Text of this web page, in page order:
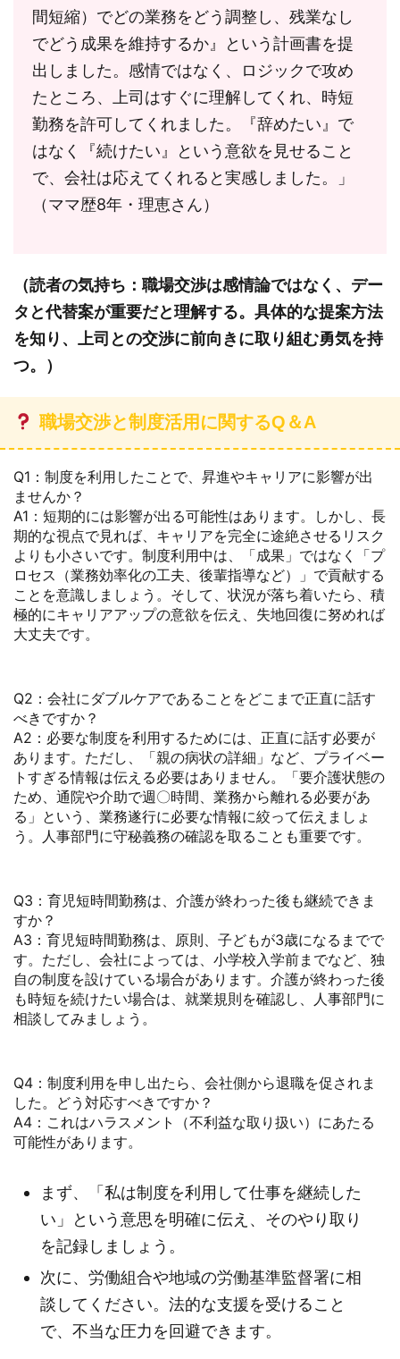
間短縮）でどの業務をどう調整し、残業なし
でどう成果を維持するか』という計画書を提
出しました。感情ではなく、ロジックで攻め
たところ、上司はすぐに理解してくれ、時短
勤務を許可してくれました。『辞めたい』で
はなく『続けたい』という意欲を見せること
で、会社は応えてくれると実感しました。」
（ママ歴8年・理恵さん）
（読者の気持ち：職場交渉は感情論ではなく、デー
タと代替案が重要だと理解する。具体的な提案方法
を知り、上司との交渉に前向きに取り組む勇気を持
つ。）
職場交渉と制度活用に関するQ＆A
Q1：制度を利用したことで、昇進やキャリアに影響が出
ませんか？
A1：短期的には影響が出る可能性はあります。しかし、長
期的な視点で見れば、キャリアを完全に途絶させるリスク
よりも小さいです。制度利用中は、「成果」ではなく「プ
ロセス（業務効率化の工夫、後輩指導など）」で貢献する
ことを意識しましょう。そして、状況が落ち着いたら、積
極的にキャリアアップの意欲を伝え、失地回復に努めれば
大丈夫です。
Q2：会社にダブルケアであることをどこまで正直に話す
べきですか？
A2：必要な制度を利用するためには、正直に話す必要が
あります。ただし、「親の病状の詳細」など、プライベー
トすぎる情報は伝える必要はありません。「要介護状態の
ため、通院や介助で週〇時間、業務から離れる必要があ
る」という、業務遂行に必要な情報に絞って伝えましょ
う。人事部門に守秘義務の確認を取ることも重要です。
Q3：育児短時間勤務は、介護が終わった後も継続できま
すか？
A3：育児短時間勤務は、原則、子どもが3歳になるまでで
す。ただし、会社によっては、小学校入学前までなど、独
自の制度を設けている場合があります。介護が終わった後
も時短を続けたい場合は、就業規則を確認し、人事部門に
相談してみましょう。
Q4：制度利用を申し出たら、会社側から退職を促されま
した。どう対応すべきですか？
A4：これはハラスメント（不利益な取り扱い）にあたる
可能性があります。
まず、「私は制度を利用して仕事を継続した
い」という意思を明確に伝え、そのやり取り
を記録しましょう。
次に、労働組合や地域の労働基準監督署に相
談してください。法的な支援を受けること
で、不当な圧力を回避できます。